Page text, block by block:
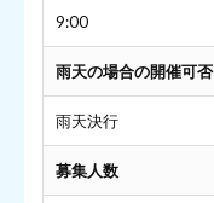
9:00
雨天の場合の開催可否
雨天決行
募集人数